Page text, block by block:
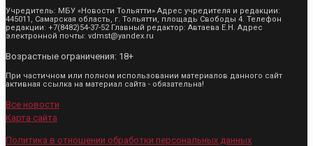
Учредитель: МБУ «Новости Тольятти» Адрес учредителя и редакции:
445011, Самарская область, г. Тольятти, площадь Свободы 4. Телефон
редакции: +7(8482)54-37-52 Главный редактор: Автаева Е.Н. Адрес
электронной почты: vdmst@yandex.ru
Возрастные ограничения: 18+
При частичном или полном использовании материалов данного сайт
активная ссылка на материал сайта - обязательна!
Все новости
Карта сайта
Политика в отношении обработки персональных данных